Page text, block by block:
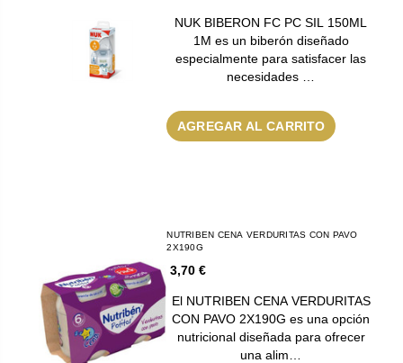
NUK BIBERON FC PC SIL 150ML
1M es un biberón diseñado
especialmente para satisfacer las
necesidades …
AGREGAR AL CARRITO
NUTRIBEN CENA VERDURITAS CON PAVO
2X190G
3,70 €
El NUTRIBEN CENA VERDURITAS
CON PAVO 2X190G es una opción
nutricional diseñada para ofrecer
una alim…